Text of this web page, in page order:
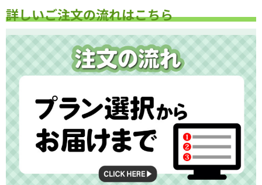
詳しいご注文の流れはこちら